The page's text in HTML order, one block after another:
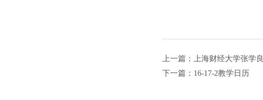
上一篇：上海财经大学张学
下一篇：16-17-2教学日历